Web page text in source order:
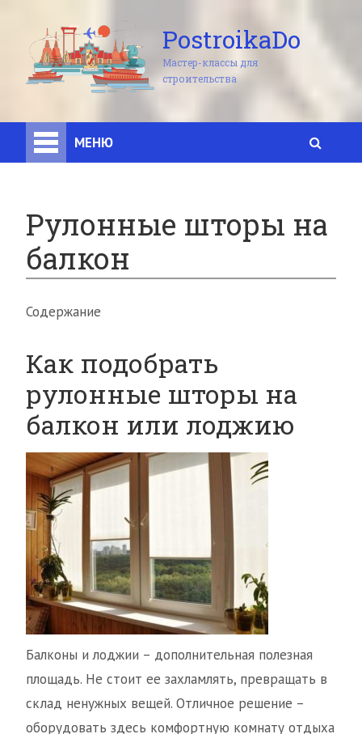
PostroikaDo
Мастер-классы для
строительства
МЕНЮ
Рулонные шторы на
балкон
Содержание
Как подобрать
рулонные шторы на
балкон или лоджию
Балконы и лоджии – дополнительная полезная
площадь. Не стоит ее захламлять, превращать в
склад ненужных вещей. Отличное решение –
оборудовать здесь комфортную комнату отдыха